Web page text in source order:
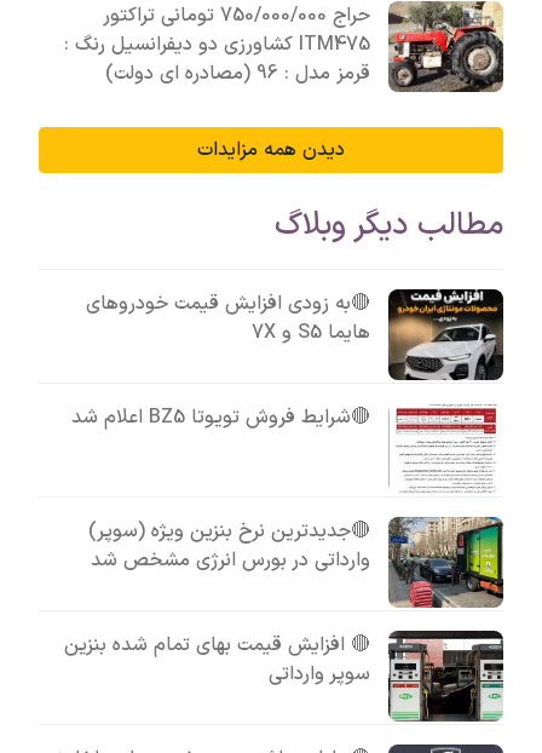
حراج 750/000/000 تومانی تراکتور
ITM475 کشاورزی دو دیفرانسیل رنگ :
قرمز مدل : 96 (مصادره ای دولت)
دیدن همه مزایدات
مطالب دیگر وبلاگ
🔴به زودی افزایش قیمت خودروهای
هایما S5 و 7X
🔴شرایط فروش تویوتا BZ5 اعلام شد
🔴جدیدترین نرخ بنزین ویژه (سوپر)
وارداتی در بورس انرژی مشخص شد
🔴 افزایش قیمت بهای تمام شده بنزین
سوپر وارداتی